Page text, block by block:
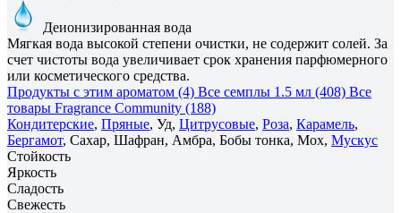
Деионизированная вода
Мягкая вода высокой степени очистки, не содержит солей. За
счет чистоты вода увеличивает срок хранения парфюмерного
или косметического средства.
Продукты с этим ароматом (4) Все семплы 1.5 мл (408) Все
товары Fragrance Community (188)
Кондитерские, Пряные, Уд, Цитрусовые, Роза, Карамель,
Бергамот, Сахар, Шафран, Амбра, Бобы тонка, Мох, Мускус
Стойкость
Яркость
Сладость
Свежесть